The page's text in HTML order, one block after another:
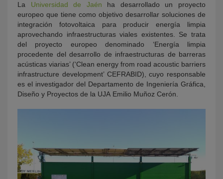
La Universidad de Jaén ha desarrollado un proyecto
europeo que tiene como objetivo desarrollar soluciones de
integración fotovoltaica para producir energía limpia
aprovechando infraestructuras viales existentes. Se trata
del proyecto europeo denominado ‘Energía limpia
procedente del desarrollo de infraestructuras de barreras
acústicas viarias’ (‘Clean energy from road acoustic barriers
infrastructure development’ CEFRABID), cuyo responsable
es el investigador del Departamento de Ingeniería Gráfica,
Diseño y Proyectos de la UJA Emilio Muñoz Cerón.